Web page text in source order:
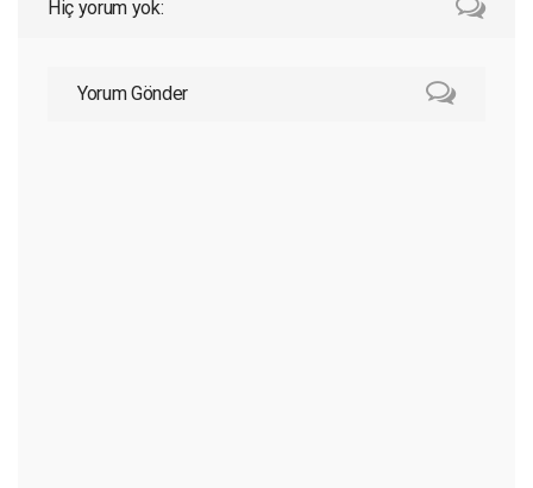
Hiç yorum yok:
Yorum Gönder